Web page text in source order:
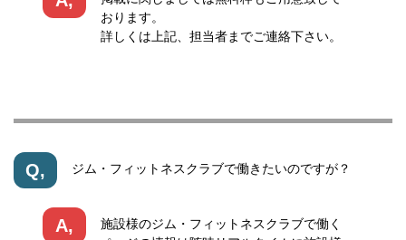
おります。
詳しくは上記、担当者までご連絡下さい。
Q, ジム・フィットネスクラブで働きたいのですが？
A,
施設様のジム・フィットネスクラブで働く